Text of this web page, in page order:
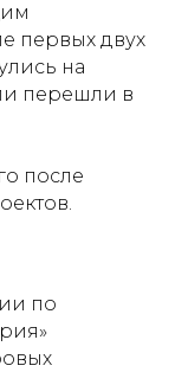
первых двух
на
перешли в
после
по